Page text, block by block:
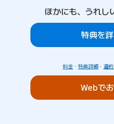
ほかにも、うれし
特典を
料金 ・ 特典詳細 ・ 違
Webで